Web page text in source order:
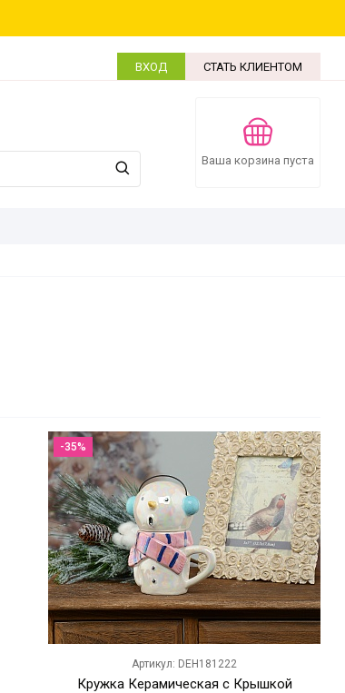
ВХОД СТАТЬ КЛИЕНТОМ
Ваша корзина пуста
-35%
Артикул: DEH181222
Кружка Керамическая с Крышкой